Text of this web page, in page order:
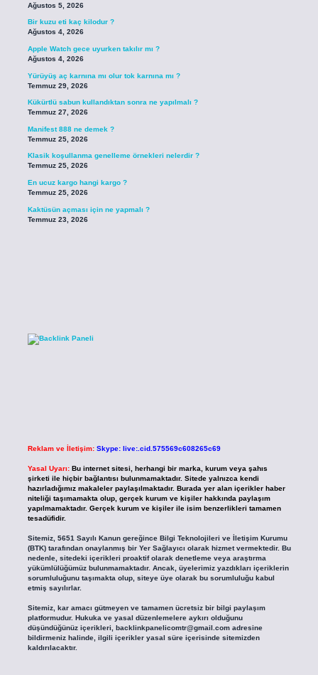
Ağustos 5, 2026
Bir kuzu eti kaç kilodur ?
Ağustos 4, 2026
Apple Watch gece uyurken takılır mı ?
Ağustos 4, 2026
Yürüyüş aç karnına mı olur tok karnına mı ?
Temmuz 29, 2026
Kükürtlü sabun kullandıktan sonra ne yapılmalı ?
Temmuz 27, 2026
Manifest 888 ne demek ?
Temmuz 25, 2026
Klasik koşullanma genelleme örnekleri nelerdir ?
Temmuz 25, 2026
En ucuz kargo hangi kargo ?
Temmuz 25, 2026
Kaktüsün açması için ne yapmalı ?
Temmuz 23, 2026
Reklam ve İletişim: Skype: live:.cid.575569c608265c69
Yasal Uyarı: Bu internet sitesi, herhangi bir marka, kurum veya şahıs
şirketi ile hiçbir bağlantısı bulunmamaktadır. Sitede yalnızca kendi
hazırladığımız makaleler paylaşılmaktadır. Burada yer alan içerikler haber
niteliği taşımamakta olup, gerçek kurum ve kişiler hakkında paylaşım
yapılmamaktadır. Gerçek kurum ve kişiler ile isim benzerlikleri tamamen
tesadüfidir.
Sitemiz, 5651 Sayılı Kanun gereğince Bilgi Teknolojileri ve İletişim Kurumu
(BTK) tarafından onaylanmış bir Yer Sağlayıcı olarak hizmet vermektedir. Bu
nedenle, sitedeki içerikleri proaktif olarak denetleme veya araştırma
yükümlülüğümüz bulunmamaktadır. Ancak, üyelerimiz yazdıkları içeriklerin
sorumluluğunu taşımakta olup, siteye üye olarak bu sorumluluğu kabul
etmiş sayılırlar.
Sitemiz, kar amacı gütmeyen ve tamamen ücretsiz bir bilgi paylaşım
platformudur. Hukuka ve yasal düzenlemelere aykırı olduğunu
düşündüğünüz içerikleri, backlinkpanelicomtr@gmail.comadresine
bildirmeniz halinde, ilgili içerikler yasal süre içerisinde sitemizden
kaldırılacaktır.